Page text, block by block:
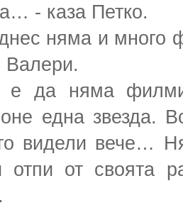
- каза Петко.
няма и много
Валери.
е да няма
една звезда.
видели вече…
отпи от своята